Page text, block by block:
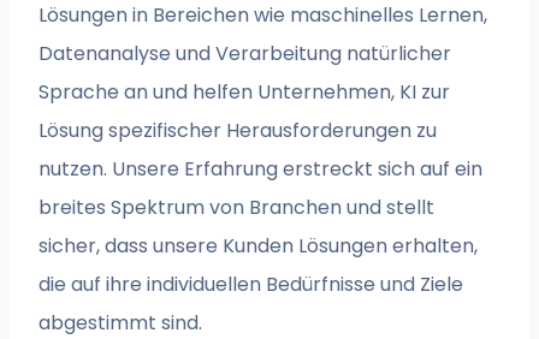
Lösungen in Bereichen wie maschinelles Lernen,
Datenanalyse und Verarbeitung natürlicher
Sprache an und helfen Unternehmen, KI zur
Lösung spezifischer Herausforderungen zu
nutzen. Unsere Erfahrung erstreckt sich auf ein
breites Spektrum von Branchen und stellt
sicher, dass unsere Kunden Lösungen erhalten,
die auf ihre individuellen Bedürfnisse und Ziele
abgestimmt sind.